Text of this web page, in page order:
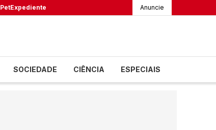
PetExpediente Anuncie
SOCIEDADE CIÊNCIA ESPECIAIS